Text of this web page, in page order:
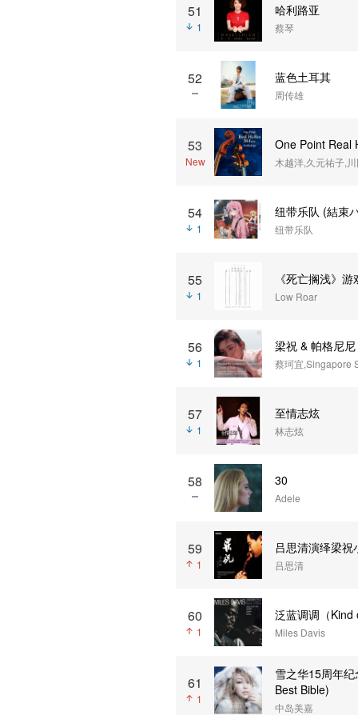
51
1
哈利路亚
蔡琴
52 蓝色土耳其
周传雄
53
New
One Point Real
木越洋,久元祐子,
54
1
纽带乐队 (結束
纽带乐队
55
1
《死亡搁浅》
Low Roar
56
1
梁祝 & 帕格尼尼
蔡珂宜,Singapore
57
1
至情志炫
林志炫
58 30
Adele
59
1
吕思清演绎梁
吕思清
60
1
泛蓝调调（Kind
Miles Davis
61
1
雪之华15周年
Best Bible)
中岛美嘉